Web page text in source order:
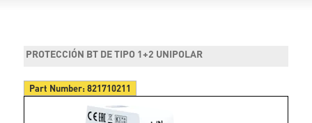
PROTECCIÓN BT DE TIPO 1+2 UNIPOLAR
Part Number:821710211